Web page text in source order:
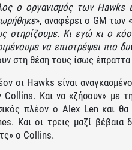
ο οργανισμός των Hawks
», αναφέρει ο GM των
στηρίζουμε. Κι εγώ κι ο
να επιστρέψει πιο
στη θέση τους ίσως έπραττα
οι Hawks είναι
Collins. Και να «ζήσουν» με
πλέον ο Alex Len και θα
Και οι τρεις μαζί
ο Collins.